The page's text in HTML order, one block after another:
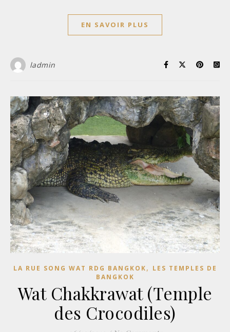
EN SAVOIR PLUS
ladmin
LA RUE SONG WAT RDG BANGKOK, LES TEMPLES DE
BANGKOK
Wat Chakkrawat (Temple
des Crocodiles)